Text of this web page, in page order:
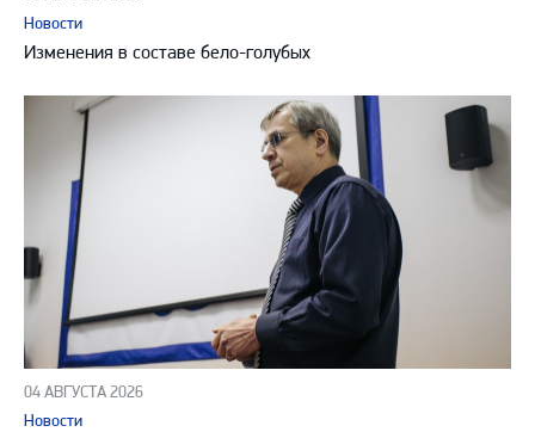
Новости
Изменения в составе бело-голубых
04 АВГУСТА 2026
Новости